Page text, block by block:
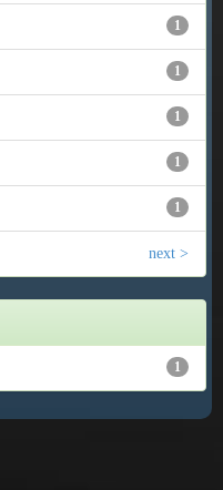
1
1
1
1
1
next >
1